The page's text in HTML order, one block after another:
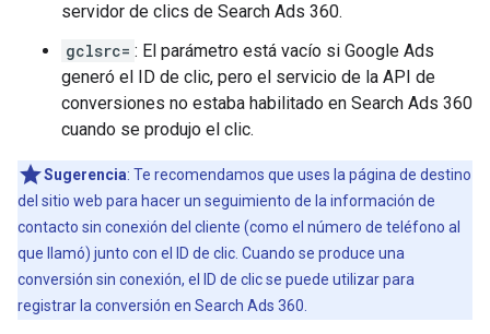
servidor de clics de Search Ads 360.
gclsrc= : El parámetro está vacío si Google Ads
generó el ID de clic, pero el servicio de la API de
conversiones no estaba habilitado en Search Ads 360
cuando se produjo el clic.
Sugerencia: Te recomendamos que uses la página de destino
del sitio web para hacer un seguimiento de la información de
contacto sin conexión del cliente (como el número de teléfono al
que llamó) junto con el ID de clic. Cuando se produce una
conversión sin conexión, el ID de clic se puede utilizar para
registrar la conversión en Search Ads 360.